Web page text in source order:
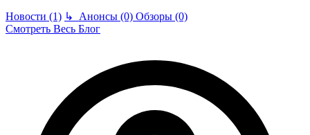
Новости (1) ↳ Анонсы (0) Обзоры (0)
Смотреть Весь Блог